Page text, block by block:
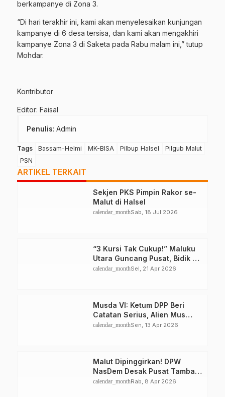
berkampanye di Zona 3.
“Di hari terakhir ini, kami akan menyelesaikan kunjungan
kampanye di 6 desa tersisa, dan kami akan mengakhiri
kampanye Zona 3 di Saketa pada Rabu malam ini,” tutup
Mohdar.
Kontributor
Editor: Faisal
Penulis: Admin
Tags Bassam-Helmi MK-BISA Pilbup Halsel
Pilgub Malut
PSN
ARTIKEL TERKAIT
Sekjen PKS Pimpin Rakor se-
Malut di Halsel
calendar_monthSab, 18 Jul 2026
“3 Kursi Tak Cukup!” Maluku
Utara Guncang Pusat, Bidik 6
Kursi DPR RI
calendar_monthSel, 21 Apr 2026
Musda VI: Ketum DPP Beri
Catatan Serius, Alien Mus
Mampu Atau Tidak?
calendar_monthSen, 13 Apr 2026
Malut Dipinggirkan! DPW
NasDem Desak Pusat Tambah
Kursi DPR RI, Jangan Tutup
calendar_monthRab, 8 Apr 2026